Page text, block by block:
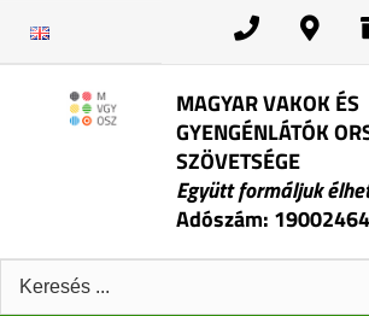
MAGYAR VAKOK ÉS
GYENGÉNLÁTÓK
SZÖVETSÉGE
Együtt formáljuk
Adószám:
Keresés: